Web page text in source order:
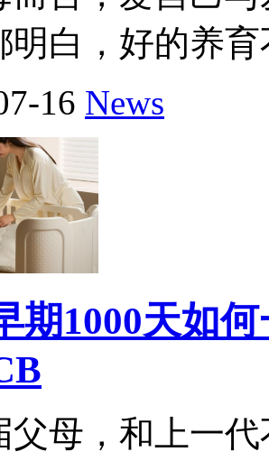
明白，好的养育
16 News
期1000天如
父母，和上一